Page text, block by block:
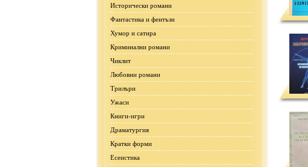
Исторически романи
Фантастика и фентъзи
Хумор и сатира
Криминални романи
Чиклит
Любовни романи
Трилъри
Ужаси
Книги-игри
Драматургия
Кратки форми
Есеистика